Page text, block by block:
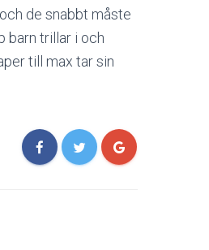
de snabbt måste
barn trillar i och
till max tar sin